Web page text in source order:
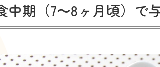
中期（7〜8ヶ月頃）で